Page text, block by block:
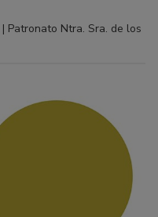
| Patronato Ntra. Sra. de los